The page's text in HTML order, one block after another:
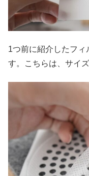
1つ前に紹介したフ
す。こちらは、サイ